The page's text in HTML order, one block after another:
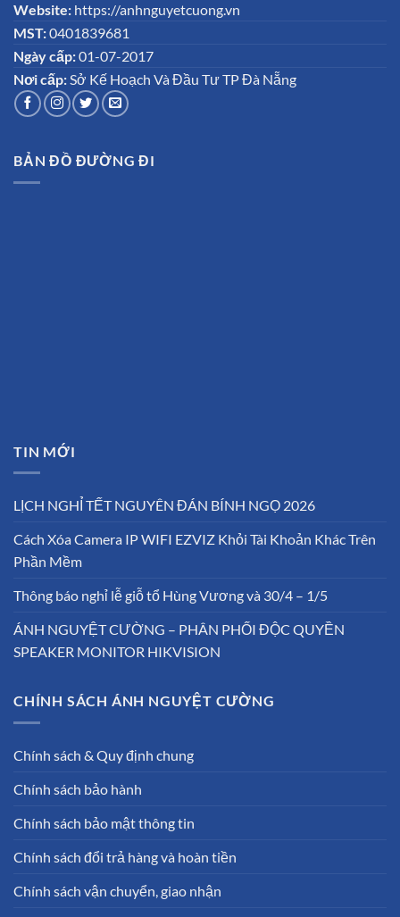
Website: https://anhnguyetcuong.vn
MST:0401839681
Ngày cấp:01-07-2017
Nơi cấp:Sở Kế Hoạch Và Đầu Tư TP Đà Nẵng
BẢN ĐỒ ĐƯỜNG ĐI
TIN MỚI
LỊCH NGHỈ TẾT NGUYÊN ĐÁN BÍNH NGỌ 2026
Cách Xóa Camera IP WIFI EZVIZ Khỏi Tài Khoản Khác Trên
Phần Mềm
Thông báo nghỉ lễ giỗ tổ Hùng Vương và 30/4 – 1/5
ÁNH NGUYỆT CƯỜNG – PHÂN PHỐI ĐỘC QUYỀN
SPEAKER MONITOR HIKVISION
CHÍNH SÁCH ÁNH NGUYỆT CƯỜNG
Chính sách & Quy định chung
Chính sách bảo hành
Chính sách bảo mật thông tin
Chính sách đổi trả hàng và hoàn tiền
Chính sách vận chuyển, giao nhận